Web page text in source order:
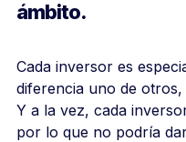
ámbito.
Cada inversor es
diferencia uno de otros,
Y a la vez, cada
por lo que no podría